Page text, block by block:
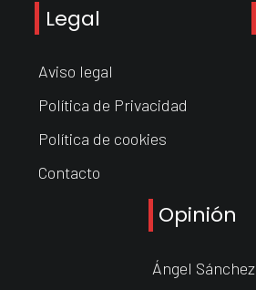
Legal
Aviso legal
Política de Privacidad
Política de cookies
Contacto
Opinión
Ángel Sánchez